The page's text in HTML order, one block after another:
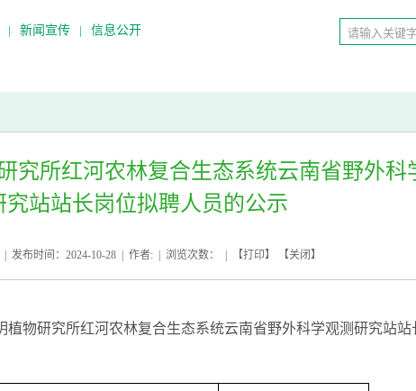
| 新闻宣传 | 信息公开
究所红河农林复合生态系统云南省野外科
究站站长岗位拟聘人员的公示
| 发布时间：2024-10-28 | 作者: | 浏览次数： | 【打印】 【关闭 】
植物研究所红河农林复合生态系统云南省野外科学观测研究站站